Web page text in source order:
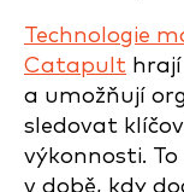
Technologie
Catapult
a umožňují
sledovat
výkonnosti.
v době, kdy